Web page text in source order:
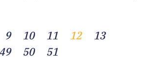
9 10 11 12
13
49 50 51